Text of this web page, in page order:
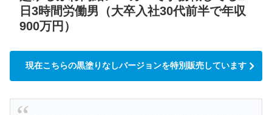
日3時間労働男（大卒入社30代前半で年収
900万円）
現在こちらの黒塗りなしバージョンを特別販売しています